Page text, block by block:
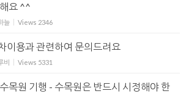
요 ^^
늘 Views 2346
이용과 관련하여 문의드려요
비 Views 5331
목원 기행 - 수목원은 반드시 시정해야 한